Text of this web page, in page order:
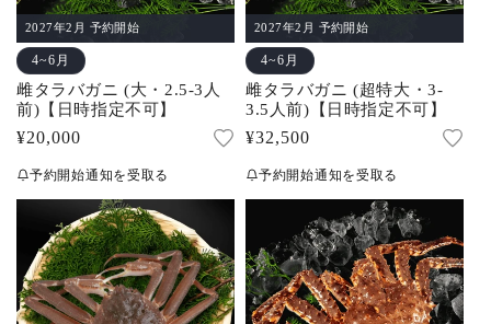
2027年2月 予約開始
4~6月
雌タラバガニ (大・2.5-3人
前)【日時指定不可】
通
¥20,000
予約開始通知を受取る
2027年2月 予約開始
4~6月
雌タラバガニ (超特大・3-
3.5人前)【日時指定不可】
通
¥32,500
予約開始通知を受取る